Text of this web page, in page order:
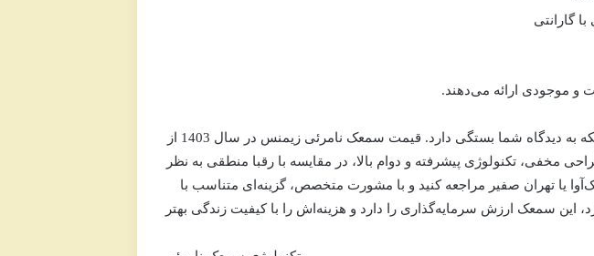
و موجودی ارائه می‌دهند.
به دیدگاه شما بستگی دارد. قیمت سمعک نامرئی زیمنس
در سال 1403 از
که با توجه به طراحی مخفی، تکنولوژی پیشرفته و دوام بالا، در مقایسه با رقبا منطقی به نظر
یا تهران صفیر مراجعه کنید و با مشورت متخصص، گزینه‌ای متناسب با
این سمعک ارزش سرمایه‌گذاری را دارد و هزینه‌اش را با کیفیت زندگی بهتر